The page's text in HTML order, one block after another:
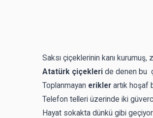
Saksı çiçeklerinin kanı kurumuş,
Atatürk çiçekleri de denen bu
Toplanmayan erikler artık hoşaf
Telefon telleri üzerinde iki
Hayat sokakta dünkü gibi